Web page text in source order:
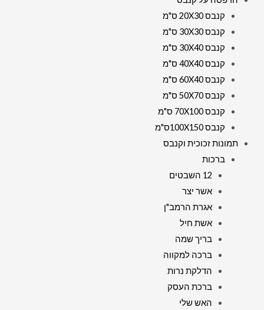
קנבס 20X30 ס"מ
קנבס 30X30 ס"מ
קנבס 30X40 ס"מ
קנבס 40X40 ס"מ
קנבס 60X40 ס"מ
קנבס 50X70 ס"מ
קנבס 70X100 ס"מ
קנבס 100X150ס"מ
תמונות זכוכית וקנבס
ברכות
12 השבטים
אשר יצר
אגרת הרמב"ן
אשת חיל
בריך שמה
ברכה למקווה
הדלקת נרות
ברכת העסק
האש שלי